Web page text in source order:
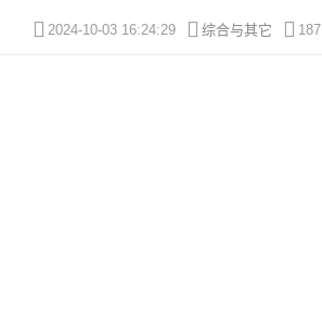
2024-10-03 16:24:29 综合与其它 187